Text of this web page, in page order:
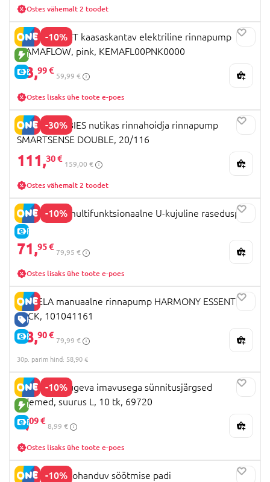
Ostes vähemalt 2 toodet
-10%
UUS TOODE
E-HIND
KINDERKRAFT kaasaskantav elektriline rinnapump
MAMAFLOW, pink, KEMAFL00PNK0000
53,99 €
59,99 €
Ostes lisaks ühe toote e-poes
-30%
CANPOL BABIES nutikas rinnahoidja rinnapump
SMARTSENSE DOUBLE, 20/116
111,30 €
159,00 €
Ostes vähemalt 2 toodet
-10%
E-HIND
MOMCOZY multifunktsionaalne U-kujuline raseduspadi
71,95 €
79,95 €
Ostes lisaks ühe toote e-poes
HEA HIND
E-HIND
MEDELA manuaalne rinnapump HARMONY ESSENTIAL
PACK, 101041161
58,90 €
79,99 €
30p. parim hind: 58,90 €
-10%
UUS TOODE
E-HIND
LANSINOH tugeva imavusega sünnitusjärgsed
sidemed, suurus L, 10 tk, 69720
8,09 €
8,99 €
Ostes lisaks ühe toote e-poes
-10%
MOMCOZY kohanduv söötmise padi